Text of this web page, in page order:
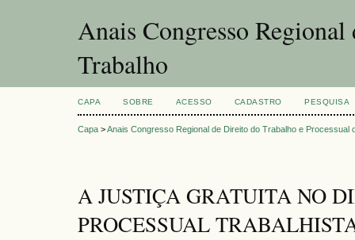
Anais Congresso
Trabalho
CAPA SOBRE ACESSO CADASTRO PESQUISA
Capa >Anais Congresso Regional de Direito do Trabalho e Processual
A JUSTIÇA GRATUITA NO
PROCESSUAL